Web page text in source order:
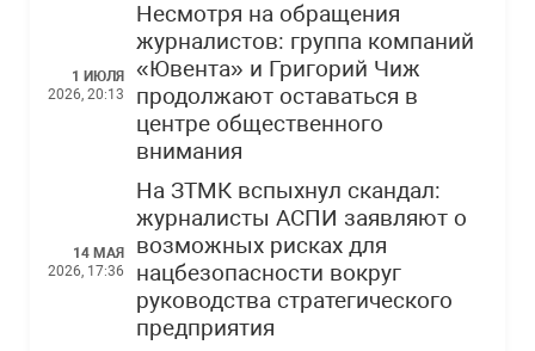
1 ИЮЛЯ
2026, 20:13
Несмотря на обращения
журналистов: группа компаний
«Ювента» и Григорий Чиж
продолжают оставаться в
центре общественного
внимания
14 МАЯ
2026, 17:36
На ЗТМК вспыхнул скандал:
журналисты АСПИ заявляют о
возможных рисках для
нацбезопасности вокруг
руководства стратегического
предприятия